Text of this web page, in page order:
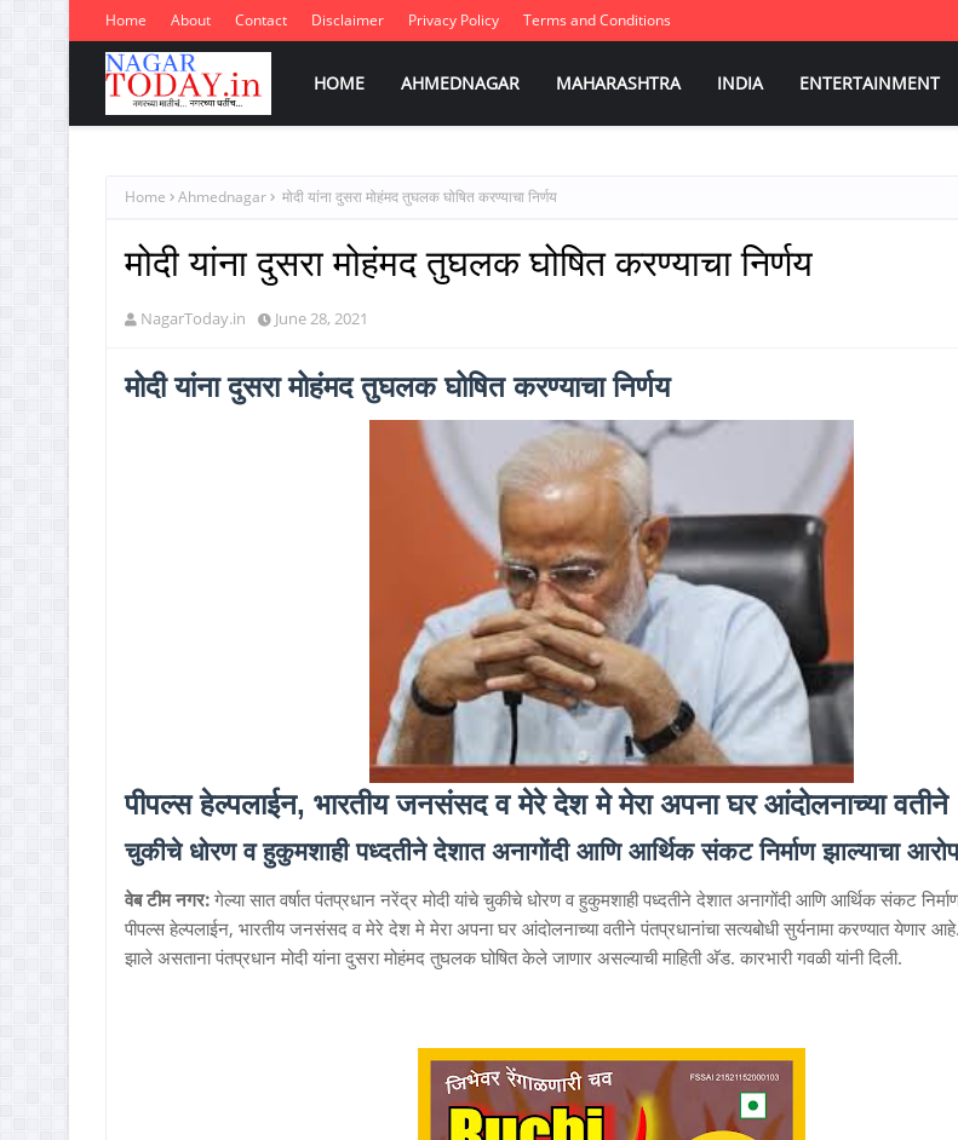
Home About Contact Disclaimer Privacy Policy Terms and Conditions
HOME AHMEDNAGAR MAHARASHTRA INDIA ENTERTAINMENT
Home Ahmednagar मोदी यांना दुसरा मोहंमद तुघलक घोषित करण्याचा निर्णय
मोदी यांना दुसरा मोहंमद तुघलक घोषित करण्याचा निर्णय
NagarToday.in June 28, 2021
मोदी यांना दुसरा मोहंमद तुघलक घोषित करण्याचा निर्णय
पीपल्स हेल्पलाईन, भारतीय जनसंसद व मेरे देश मे मेरा अपना घर आंदोलनाच्या वतीने
चुकीचे धोरण व हुकुमशाही पध्दतीने देशात अनागोंदी आणि आर्थिक संकट निर्माण झाल्याचा आरोप
वेब टीम नगर: गेल्या सात वर्षात पंतप्रधान नरेंद्र मोदी यांचे चुकीचे धोरण व हुकुमशाही पध्दतीने देशात अनागोंदी आणि आर्थिक संकट
पीपल्स हेल्पलाईन, भारतीय जनसंसद व मेरे देश मे मेरा अपना घर आंदोलनाच्या वतीने पंतप्रधानांचा सत्यबोधी सुर्यनामा करण्यात येणार
झाले असताना पंतप्रधान मोदी यांना दुसरा मोहंमद तुघलक घोषित केले जाणार असल्याची माहिती अ‍ॅड. कारभारी गवळी यांनी दिली.